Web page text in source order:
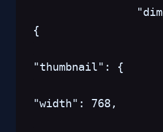
{
"thumbnail": {
"width": 768,